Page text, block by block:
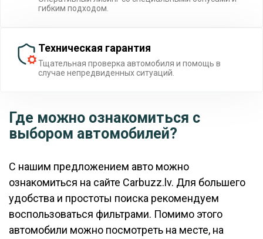
Где можно ознакомиться с
выбором автомобилей?
С нашим предложением авто можно
ознакомиться на сайте Carbuzz.lv. Для большего
удобства и простоты поиска рекомендуем
воспользоваться фильтрами. Помимо этого
автомобили можно посмотреть на месте, на
гибким подходом.
Техническая гарантия
Тщательная проверка автомобиля и помощь в
случае непредвиденных ситуаций.